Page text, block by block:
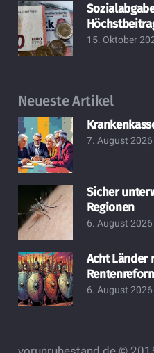
15. Oktober
Neueste Artikel
7. August 2026
Sicher
Regionen
6. August 2026
Acht Länder
6. August 2026